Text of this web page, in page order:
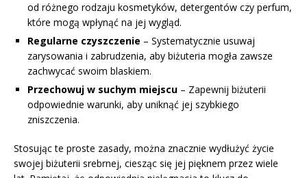
od różnego rodzaju kosmetyków, detergentów czy perfum,
które mogą wpłynąć na jej wygląd.
Regularne czyszczenie – Systematycznie usuwaj
zarysowania i zabrudzenia, aby biżuteria mogła zawsze
zachwycać swoim blaskiem.
Przechowuj w suchym miejscu – Zapewnij biżuterii
odpowiednie warunki, aby uniknąć jej szybkiego
zniszczenia.
Stosując te proste zasady, można znacznie wydłużyć życie
swojej biżuterii srebrnej, ciesząc się jej pięknem przez wiele